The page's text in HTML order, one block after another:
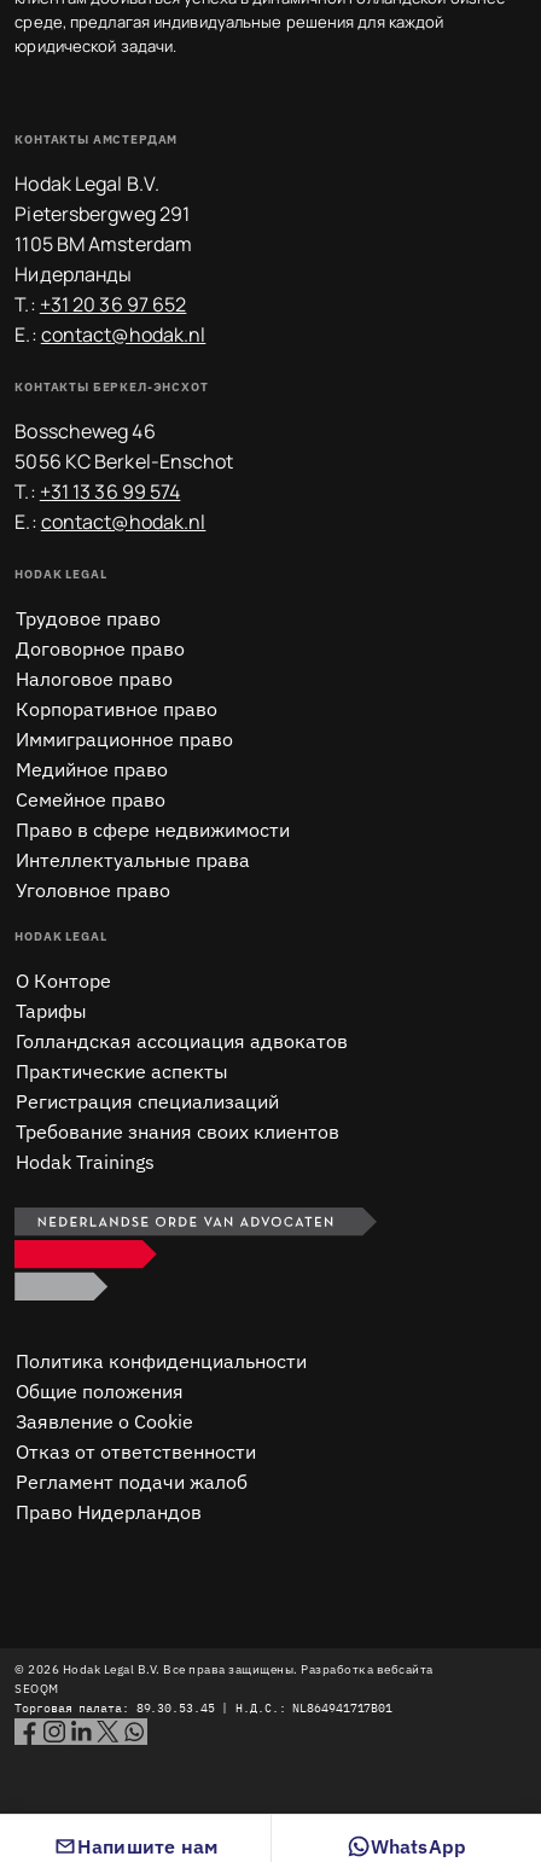
среде, предлагая индивидуальные решения для каждой
юридической задачи.
КОНТАКТЫ АМСТЕРДАМ
Hodak Legal B.V.
Pietersbergweg 291
1105 BM Amsterdam
Нидерланды
T.: +31 20 36 97 652
E.:contact@hodak.nl
КОНТАКТЫ БЕРКЕЛ-ЭНСХОТ
Bosscheweg 46
5056 KC Berkel-Enschot
T.: +31 13 36 99 574
E.:contact@hodak.nl
HODAK LEGAL
Трудовое право
Договорное право
Налоговое право
Корпоративное право
Иммиграционное право
Медийное право
Семейное право
Право в сфере недвижимости
Интеллектуальные права
Уголовное право
HODAK LEGAL
O Конторе
Тарифы
Голландская ассоциация адвокатов
Практические аспекты
Регистрация специализаций
Требование знания своих клиентов
Hodak Trainings
Политика конфиденциальности
Общие положения
Заявление о Cookie
Отказ от ответственности
Регламент подачи жалоб
Право Нидерландов
© 2026 Hodak Legal B.V. Все права защищены. Разработка вебсайта
SEOQM
Торговая палата: 89.30.53.45 | Н.Д.С.: NL864941717B01
Напишите нам WhatsApp